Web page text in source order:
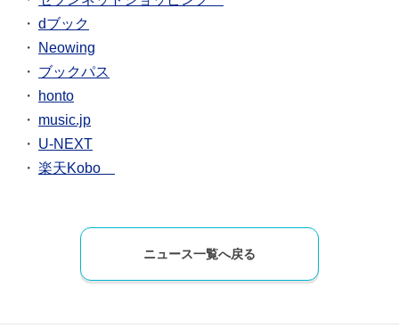
dブック
Neowing
ブックパス
honto
music.jp
U-NEXT
楽天Kobo
ニュース一覧へ戻る